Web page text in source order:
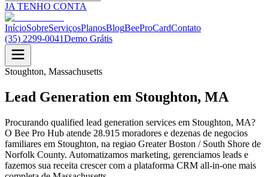
JA TENHO CONTA
InícioSobreServiçosPlanosBlogBeeProCardContato
(35) 2299-0041Demo Grátis
Stoughton, Massachusetts
Lead Generation em Stoughton, MA
Procurando qualified lead generation services em Stoughton, MA?
O Bee Pro Hub atende 28.915 moradores e dezenas de negocios
familiares em Stoughton, na regiao Greater Boston / South Shore de
Norfolk County. Automatizamos marketing, gerenciamos leads e
fazemos sua receita crescer com a plataforma CRM all-in-one mais